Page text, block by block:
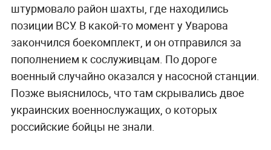
штурмовало район шахты, где находились
позиции ВСУ. В какой-то момент у Уварова
закончился боекомплект, и он отправился за
пополнением к сослуживцам. По дороге
военный случайно оказался у насосной станции.
Позже выяснилось, что там скрывались двое
украинских военнослужащих, о которых
российские бойцы не знали.